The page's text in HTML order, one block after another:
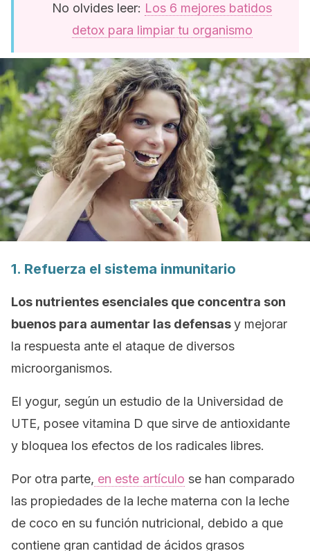
No olvides leer: Los 6 mejores batidos
detox para limpiar tu organismo
1. Refuerza el sistema inmunitario
Los nutrientes esenciales que concentra son
buenos para aumentar las defensasy mejorar
la respuesta ante el ataque de diversos
microorganismos.
El yogur, según un estudio de la Universidad de
UTE, posee vitamina D que sirve de antioxidante
y bloquea los efectos de los radicales libres.
Por otra parte, en este artículo se han comparado
las propiedades de la leche materna con la leche
de coco en su función nutricional, debido a que
contiene gran cantidad de ácidos grasos